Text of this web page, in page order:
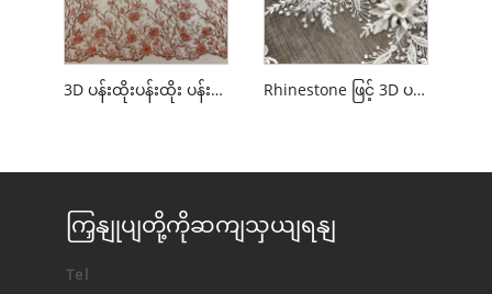
3D ပန်းထိုးပန်းထိုး ပန်းထိုး Tulle အထည် Rhinestone ဖြင့် 3D ပန်း Tulle ဇာထည်
ကြှနျုပျတို့ကိုဆကျသှယျရနျ
Tel